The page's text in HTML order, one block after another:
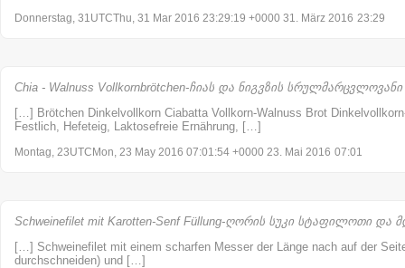
Donnerstag, 31UTCThu, 31 Mar 2016 23:29:19 +0000 31. März 2016 23:29
Chia - Walnuss Vollkornbrötchen-ჩიას და ნიგვზის
[…] Brötchen Dinkelvollkorn Ciabatta Vollkorn-Walnuss Brot
Festlich, Hefeteig, Laktosefreie Ernährung, […]
Montag, 23UTCMon, 23 May 2016 07:01:54 +0000 23. Mai 2016 07:01
Schweinefilet mit Karotten-Senf Füllung-ღორის სუკი სტაფილოთი და
[…] Schweinefilet mit einem scharfen Messer der Länge nach auf der
durchschneiden) und […]